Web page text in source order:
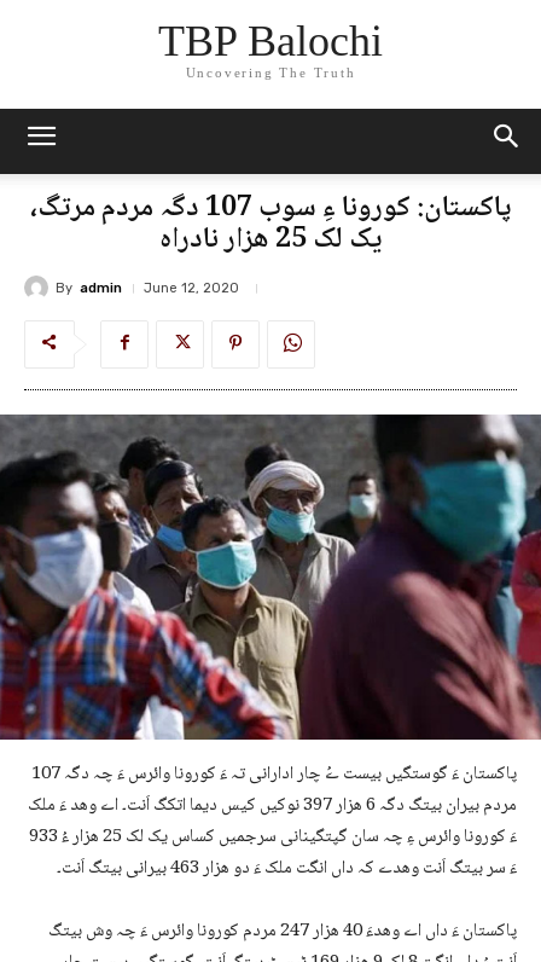
TBP Balochi
Uncovering The Truth
پاکستان: کورونا ءِ سوب 107 دگہ مردم مرتگ،
یک لک 25 ھزار نادراہ
By admin June 12, 2020
پاکستان ءَ گوستگیں بیست ےُ چار ادارانی تہ ءَ کورونا وائرس ءَ چہ دگہ 107
مردم بیران بیتگ دگہ 6 ھزار 397 نوکیں کیس دیما اتکگ اَنت۔ اے وھد ءَ ملک
ءَ کورونا وائرس ءِ چہ سان گپتگینانی سرجمیں کساس یک لک 25 ھزار ءُ 933
ءَ سر بیتگ اَنت وھدے کہ داں انگت ملک ءَ دو ھزار 463 بیرانی بیتگ اَنت۔
پاکستان ءَ داں اے وھدءَ 40 ھزار 247 مردم کورونا وائرس ءَ چہ وش بیتگ